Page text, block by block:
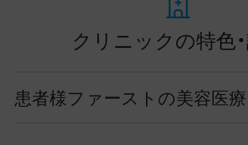
クリニックの特色
患者様ファーストの美容医療